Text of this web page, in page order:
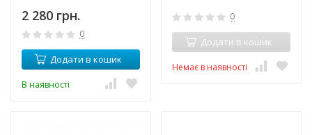
2 280 грн.
0
Додати в кошик
В наявності
0
Додати в кошик
Немає в наявності